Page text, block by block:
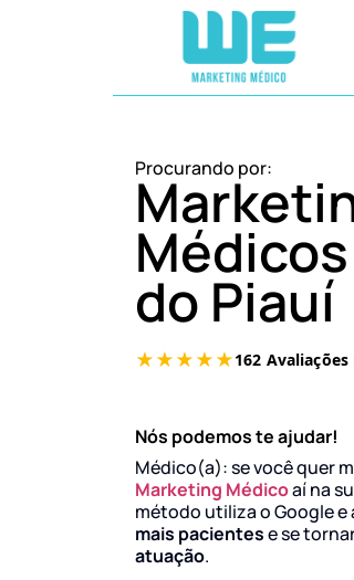
Procurando por:
do Piauí
Nós podemos te ajudar!
Médico(a): se você quer
Marketing Médicoaí na
método utiliza o Google e
mais pacientese se
atuação.